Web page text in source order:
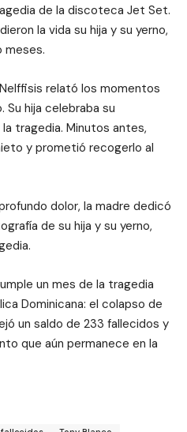
de la discoteca Jet Set.
la vida su hija y su yerno,
meses.
relató los momentos
Su hija celebraba su
tragedia. Minutos antes,
y prometió recogerlo al
dolor, la madre dedicó
de su hija y su yerno,
un mes de la tragedia
Dominicana: el colapso de
un saldo de 233 fallecidos y
que aún permanece en la